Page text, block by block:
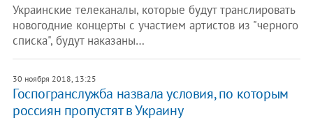
Украинские телеканалы, которые будут транслировать
новогодние концерты с участием артистов из "черного
списка", будут наказаны…
30 ноября 2018, 13:25
Госпогранслужба назвала условия, по которым
россиян пропустят в Украину